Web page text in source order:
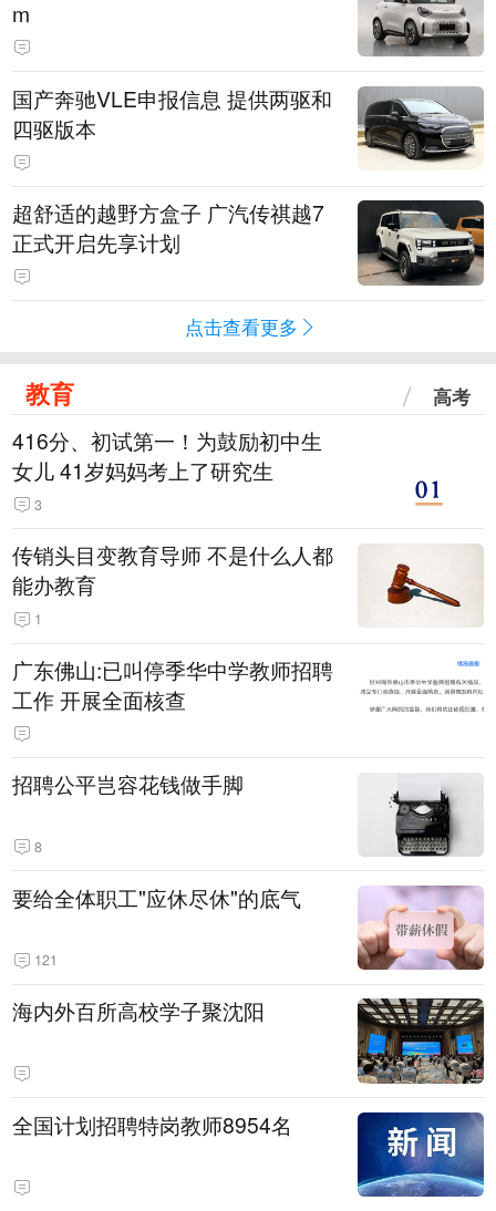
m
国产奔驰VLE申报信息 提供两驱和
四驱版本
超舒适的越野方盒子 广汽传祺越7
正式开启先享计划
点击查看更多
教育 高考
416分、初试第一！为鼓励初中生
女儿 41岁妈妈考上了研究生
3
传销头目变教育导师 不是什么人都
能办教育
1
广东佛山:已叫停季华中学教师招聘
工作 开展全面核查
招聘公平岂容花钱做手脚
8
要给全体职工"应休尽休"的底气
121
海内外百所高校学子聚沈阳
全国计划招聘特岗教师8954名